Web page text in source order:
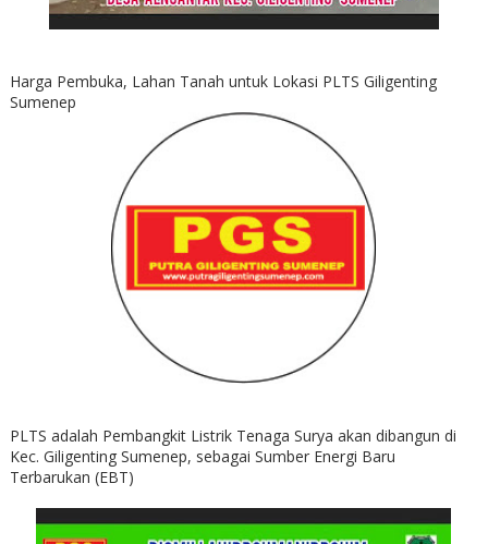
Harga Pembuka, Lahan Tanah untuk Lokasi PLTS Giligenting
Sumenep
PLTS adalah Pembangkit Listrik Tenaga Surya akan dibangun di
Kec. Giligenting Sumenep, sebagai Sumber Energi Baru
Terbarukan (EBT)